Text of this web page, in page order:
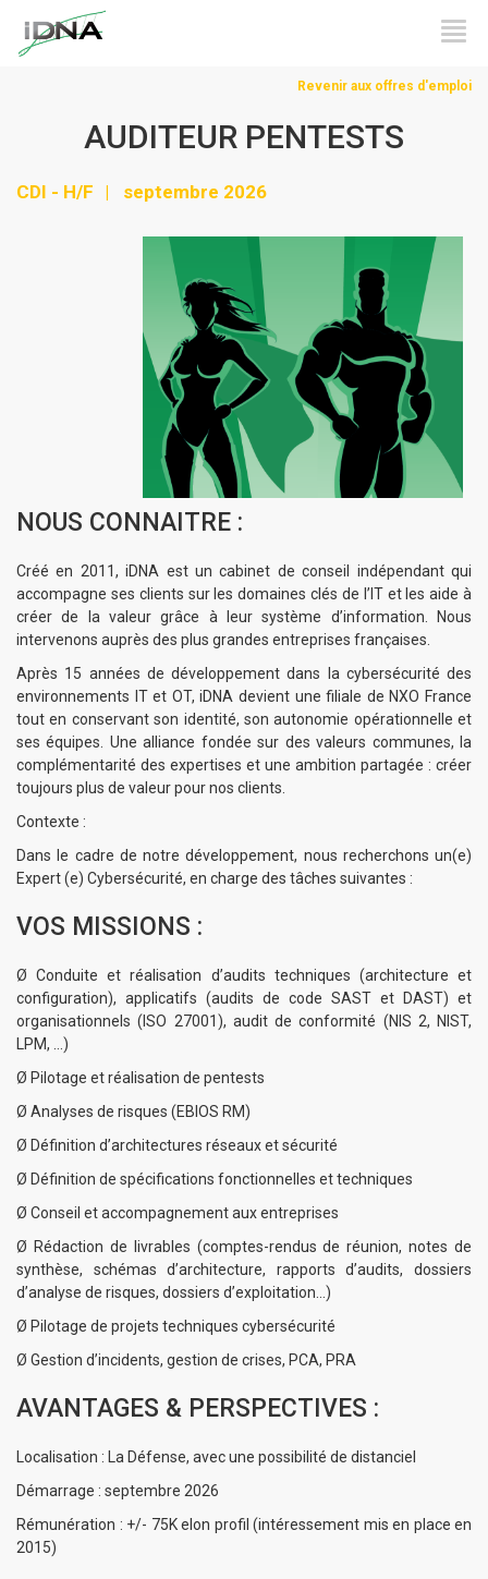
Revenir aux offres d'emploi
AUDITEUR PENTESTS
CDI - H/F septembre 2026
NOUS CONNAITRE :
Créé en 2011, iDNA est un cabinet de conseil indépendant qui
accompagne ses clients sur les domaines clés de l’IT et les aide à
créer de la valeur grâce à leur système d’information. Nous
intervenons auprès des plus grandes entreprises françaises.
Après 15 années de développement dans la cybersécurité des
environnements IT et OT, iDNA devient une filiale de NXO France
tout en conservant son identité, son autonomie opérationnelle et
ses équipes. Une alliance fondée sur des valeurs communes, la
complémentarité des expertises et une ambition partagée : créer
toujours plus de valeur pour nos clients.
Contexte :
Dans le cadre de notre développement, nous recherchons un(e)
Expert (e) Cybersécurité, en charge des tâches suivantes :
VOS MISSIONS :
Ø Conduite et réalisation d’audits techniques (architecture et
configuration), applicatifs (audits de code SAST et DAST) et
organisationnels (ISO 27001), audit de conformité (NIS 2, NIST,
LPM, …)
Ø Pilotage et réalisation de pentests
Ø Analyses de risques (EBIOS RM)
Ø Définition d’architectures réseaux et sécurité
Ø Définition de spécifications fonctionnelles et techniques
Ø Conseil et accompagnement aux entreprises
Ø Rédaction de livrables (comptes-rendus de réunion, notes de
synthèse, schémas d’architecture, rapports d’audits, dossiers
d’analyse de risques, dossiers d’exploitation…)
Ø Pilotage de projets techniques cybersécurité
Ø Gestion d’incidents, gestion de crises, PCA, PRA
AVANTAGES & PERSPECTIVES :
Localisation : La Défense, avec une possibilité de distanciel
Démarrage : septembre 2026
Rémunération : +/- 75K elon profil (intéressement mis en place en
2015)